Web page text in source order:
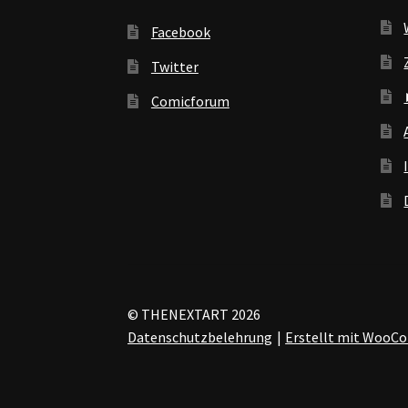
Facebook
Twitter
Comicforum
© THENEXTART 2026
Datenschutzbelehrung
Erstellt mit